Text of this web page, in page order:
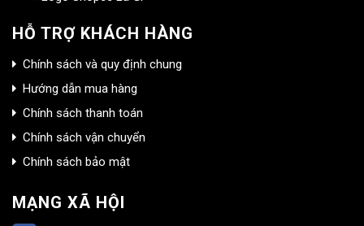
HỖ TRỢ KHÁCH HÀNG
Chính sách và quy định chung
Hướng dẫn mua hàng
Chính sách thanh toán
Chính sách vận chuyển
Chính sách bảo mật
MẠNG XÃ HỘI